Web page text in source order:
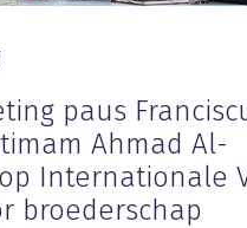
paus
Ahmad Al-
Internationale
broederschap